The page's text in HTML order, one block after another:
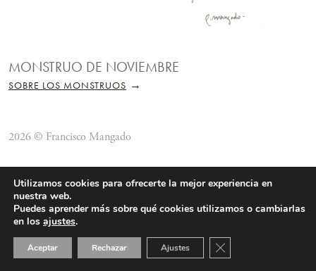
MONSTRUO DE NOVIEMBRE
SOBRE LOS MONSTRUOS →
2026 © Francisco Mangado
Utilizamos cookies para ofrecerte la mejor experiencia en
nuestra web.
Puedes aprender más sobre qué cookies utilizamos o cambiarlas
en los ajustes.
Aceptar Rechazar Ajustes Cerrar el banner de